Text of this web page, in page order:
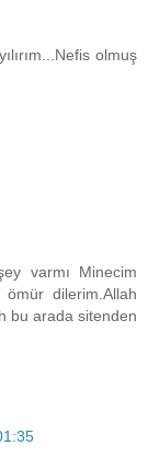
olmuş
varmı Minecim
dilerim.Allah
bu arada sitenden